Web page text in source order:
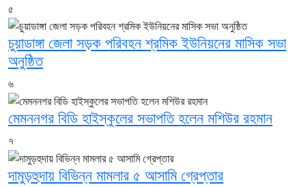
৫
চুয়াডাঙ্গা জেলা সড়ক পরিবহন শ্রমিক ইউনিয়নের মাসিক সভা
অনুষ্ঠিত
৬
মেমননগর বিডি হাইস্কুলের সভাপতি হলেন মশিউর রহমান
৭
দামুড়হুদায় বিভিন্ন মামলার ৫ আসামি গ্রেপ্তার